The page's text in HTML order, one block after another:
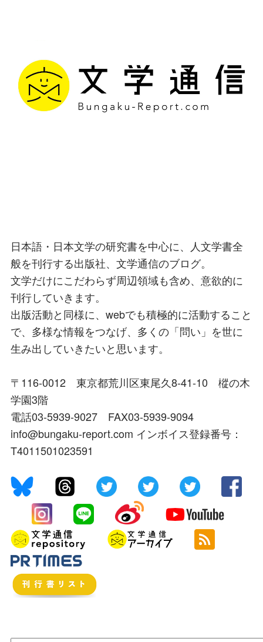
日本語・日本文学の研究書を中心に、人文学書全
般を刊行する出版社、文学通信のブログ。
文学だけにこだわらず周辺領域も含め、意欲的に
刊行していきます。
出版活動と同様に、webでも積極的に活動すること
で、多様な情報をつなげ、多くの「問い」を世に
生み出していきたいと思います。
〒116-0012 東京都荒川区東尾久8-41-10 樅の木
学園3階
電話03-5939-9027 FAX03-5939-9094
info@bungaku-report.com インボイス登録番号：
T4011501023591